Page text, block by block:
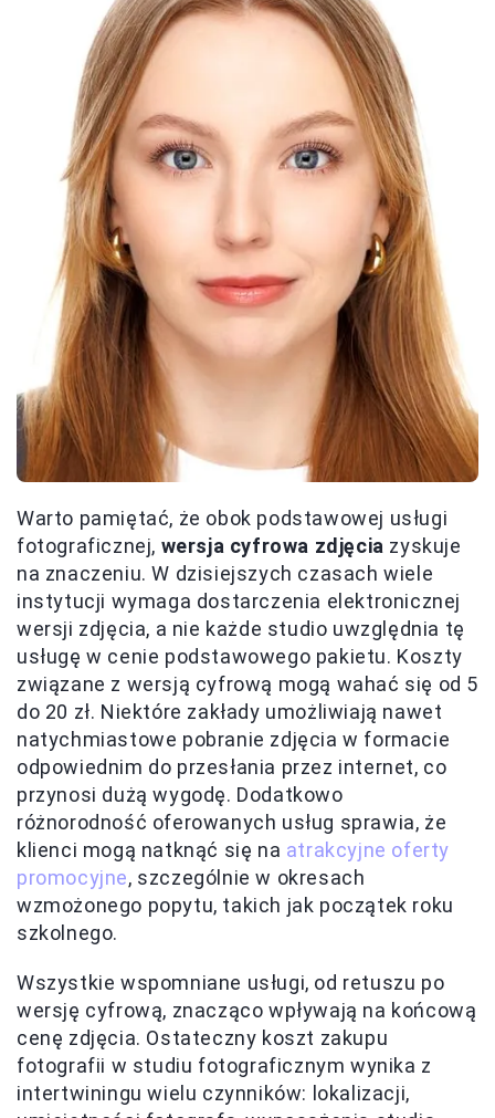
Warto pamiętać, że obok podstawowej usługi
fotograficznej, wersja cyfrowa zdjęcia zyskuje
na znaczeniu. W dzisiejszych czasach wiele
instytucji wymaga dostarczenia elektronicznej
wersji zdjęcia, a nie każde studio uwzględnia tę
usługę w cenie podstawowego pakietu. Koszty
związane z wersją cyfrową mogą wahać się od 5
do 20 zł. Niektóre zakłady umożliwiają nawet
natychmiastowe pobranie zdjęcia w formacie
odpowiednim do przesłania przez internet, co
przynosi dużą wygodę. Dodatkowo
różnorodność oferowanych usług sprawia, że
klienci mogą natknąć się na atrakcyjne oferty
promocyjne, szczególnie w okresach
wzmożonego popytu, takich jak początek roku
szkolnego.
Wszystkie wspomniane usługi, od retuszu po
wersję cyfrową, znacząco wpływają na końcową
cenę zdjęcia. Ostateczny koszt zakupu
fotografii w studiu fotograficznym wynika z
intertwiningu wielu czynników: lokalizacji,